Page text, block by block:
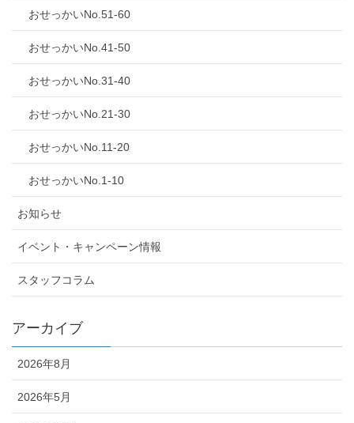
おせっかいNo.51-60
おせっかいNo.41-50
おせっかいNo.31-40
おせっかいNo.21-30
おせっかいNo.11-20
おせっかいNo.1-10
お知らせ
イベント・キャンペーン情報
スタッフコラム
アーカイブ
2026年8月
2026年5月